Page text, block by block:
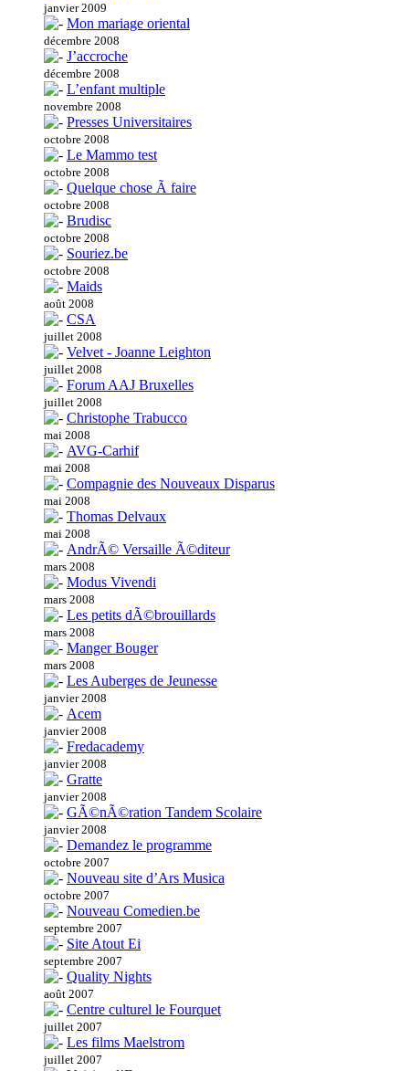
janvier 2009
Mon mariage oriental
décembre 2008
J’accroche
décembre 2008
L’enfant multiple
novembre 2008
Presses Universitaires
octobre 2008
Le Mammo test
octobre 2008
Quelque chose Ã faire
octobre 2008
Brudisc
octobre 2008
Souriez.be
octobre 2008
Maids
août 2008
CSA
juillet 2008
Velvet - Joanne Leighton
juillet 2008
Forum AAJ Bruxelles
juillet 2008
Christophe Trabucco
mai 2008
AVG-Carhif
mai 2008
Compagnie des Nouveaux Disparus
mai 2008
Thomas Delvaux
mai 2008
AndrÃ© Versaille Ã©diteur
mars 2008
Modus Vivendi
mars 2008
Les petits dÃ©brouillards
mars 2008
Manger Bouger
mars 2008
Les Auberges de Jeunesse
janvier 2008
Acem
janvier 2008
Fredacademy
janvier 2008
Gratte
janvier 2008
GÃ©nÃ©ration Tandem Scolaire
janvier 2008
Demandez le programme
octobre 2007
Nouveau site d’Ars Musica
octobre 2007
Nouveau Comedien.be
septembre 2007
Site Atout Ei
septembre 2007
Quality Nights
août 2007
Centre culturel le Fourquet
juillet 2007
Les films Maelstrom
juillet 2007